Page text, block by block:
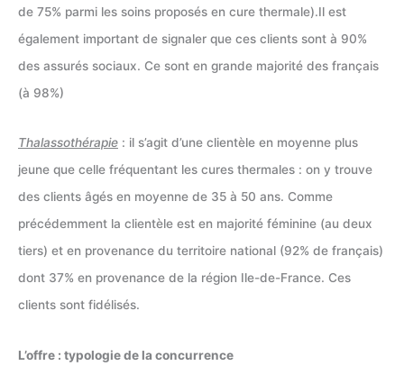
de 75% parmi les soins proposés en cure thermale).Il est
également important de signaler que ces clients sont à 90%
des assurés sociaux. Ce sont en grande majorité des français
(à 98%)
Thalassothérapie : il s’agit d’une clientèle en moyenne plus
jeune que celle fréquentant les cures thermales : on y trouve
des clients âgés en moyenne de 35 à 50 ans. Comme
précédemment la clientèle est en majorité féminine (au deux
tiers) et en provenance du territoire national (92% de français)
dont 37% en provenance de la région Ile-de-France. Ces
clients sont fidélisés.
L’offre : typologie de la concurrence